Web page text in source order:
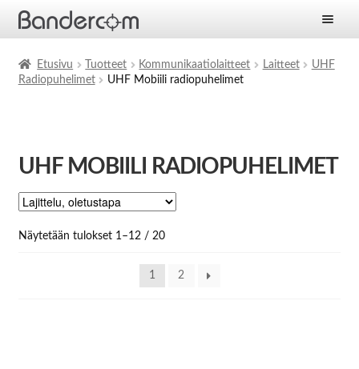
tason
Palvelut
Yritys
Etusivu Tuotteet Kommunikaatiolaitteet Laitteet
UHF
Radiopuhelimet
UHF Mobiili radiopuhelimet
UHF MOBIILI RADIOPUHELIMET
Näytetään tulokset 1–12 / 20
1 2